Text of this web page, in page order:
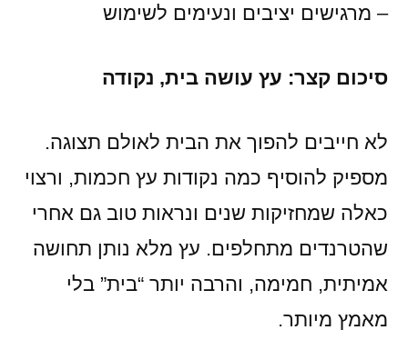
– מרגישים יציבים ונעימים לשימוש
סיכום קצר: עץ עושה בית, נקודה
לא חייבים להפוך את הבית לאולם תצוגה.
מספיק להוסיף כמה נקודות עץ חכמות, ורצוי
כאלה שמחזיקות שנים ונראות טוב גם אחרי
שהטרנדים מתחלפים. עץ מלא נותן תחושה
אמיתית, חמימה, והרבה יותר “בית” בלי
מאמץ מיותר.